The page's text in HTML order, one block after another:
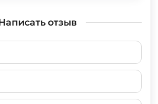
отзыв